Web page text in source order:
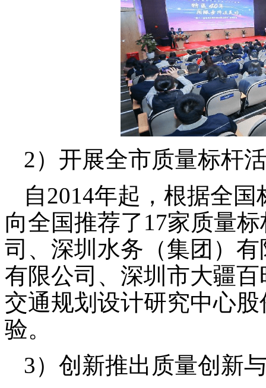
2）开展全市质量标杆
自2014年起，根据全
向全国推荐了17家质量
司、深圳水务（集团）
有限公司、深圳市大疆
交通规划设计研究中心
验。
3） 创新推出质量创新